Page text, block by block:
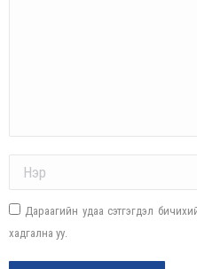
Дараагийн удаа сэтгэгдэл
хадгална уу.